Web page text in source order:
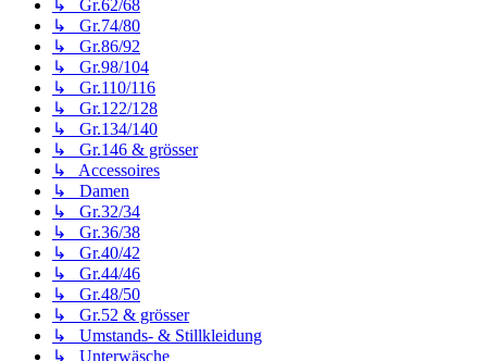
↳ Gr.62/68
↳ Gr.74/80
↳ Gr.86/92
↳ Gr.98/104
↳ Gr.110/116
↳ Gr.122/128
↳ Gr.134/140
↳ Gr.146 & grösser
↳ Accessoires
↳ Damen
↳ Gr.32/34
↳ Gr.36/38
↳ Gr.40/42
↳ Gr.44/46
↳ Gr.48/50
↳ Gr.52 & grösser
↳ Umstands- & Stillkleidung
↳ Unterwäsche